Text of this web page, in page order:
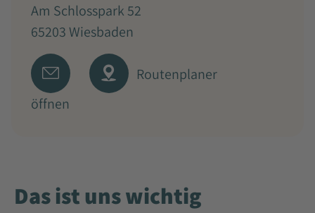
Am Schlosspark 52
65203 Wiesbaden
Routenplaner
öffnen
Das ist uns wichtig